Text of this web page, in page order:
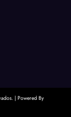
| Powered By